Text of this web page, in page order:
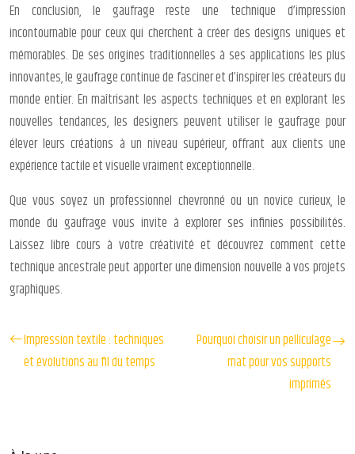
En conclusion, le gaufrage reste une technique d’impression
incontournable pour ceux qui cherchent à créer des designs uniques et
mémorables. De ses origines traditionnelles à ses applications les plus
innovantes, le gaufrage continue de fasciner et d’inspirer les créateurs du
monde entier. En maîtrisant les aspects techniques et en explorant les
nouvelles tendances, les designers peuvent utiliser le gaufrage pour
élever leurs créations à un niveau supérieur, offrant aux clients une
expérience tactile et visuelle vraiment exceptionnelle.
Que vous soyez un professionnel chevronné ou un novice curieux, le
monde du gaufrage vous invite à explorer ses infinies possibilités.
Laissez libre cours à votre créativité et découvrez comment cette
technique ancestrale peut apporter une dimension nouvelle à vos projets
graphiques.
Impression textile : techniques
et évolutions au fil du temps
Pourquoi choisir un pelliculage
mat pour vos supports
imprimés